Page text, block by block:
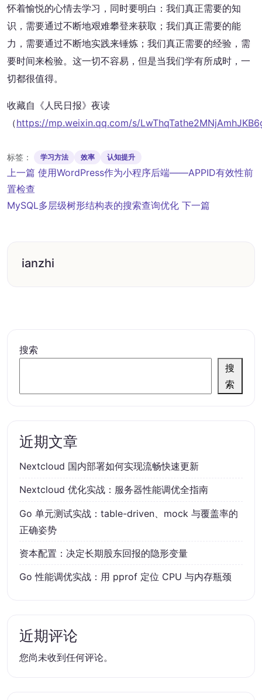
怀着愉悦的心情去学习，同时要明白：我们真正需要的知
识，需要通过不断地艰难攀登来获取；我们真正需要的能
力，需要通过不断地实践来锤炼；我们真正需要的经验，需
要时间来检验。这一切不容易，但是当我们学有所成时，一
切都很值得。
收藏自《人民日报》夜读
（https://mp.weixin.qq.com/s/
标签： 学习方法 效率 认知提升
文
章
导
上一篇 使用WordPress作为小程序后端——APPID有效性前
置检查
MySQL多层级树形结构表的搜索查询优化 下一篇
ianzhi
搜索
搜
索
近期文章
Nextcloud 国内部署如何实现流畅快速更新
Nextcloud 优化实战：服务器性能调优全指南
Go 单元测试实战：table-driven、mock 与覆盖率的
正确姿势
资本配置：决定长期股东回报的隐形变量
Go 性能调优实战：用 pprof 定位 CPU 与内存瓶颈
近期评论
您尚未收到任何评论。